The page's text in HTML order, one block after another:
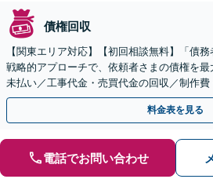
債権回収
【関東エリア対応】【初回相談無料】「債
戦略的アプローチで、依頼者さまの債権を
未払い／工事代金・売買代金の回収／制作
ど、事業活動で発生するあらゆる債権回収に
料金表を見る
電話でお問い合わせ